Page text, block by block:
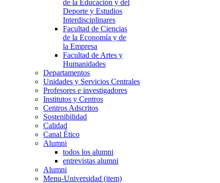
de la Educación y del
Deporte y Estudios
Interdisciplinares
Facultad de Ciencias
de la Economía y de
la Empresa
Facultad de Artes y
Humanidades
Departamentos
Unidades y Servicios Centrales
Profesores e investigadores
Institutos y Centros
Centros Adscritos
Sostenibilidad
Calidad
Canal Ético
Alumni
todos los alumni
entrevistas alumni
Alumni
Menu-Universidad (item)